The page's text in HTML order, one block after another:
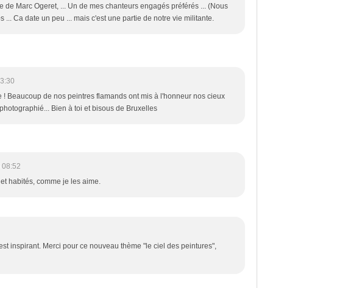
de Marc Ogeret, ... Un de mes chanteurs engagés préférés ... (Nous
... Ca date un peu ... mais c'est une partie de notre vie militante.
! Beaucoup de nos peintres flamands ont mis à l'honneur nos cieux
Bien à toi et bisous de Bruxelles
08:52
habités, comme je les aime.
inspirant. Merci pour ce nouveau thème "le ciel des peintures",